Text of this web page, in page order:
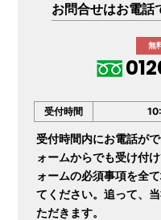
お問合せはお電話
無
受付時間
受付時間内にお電話が
ォームからでも受け付
ォームの必須事項を全
てください。追って、
ただきます。